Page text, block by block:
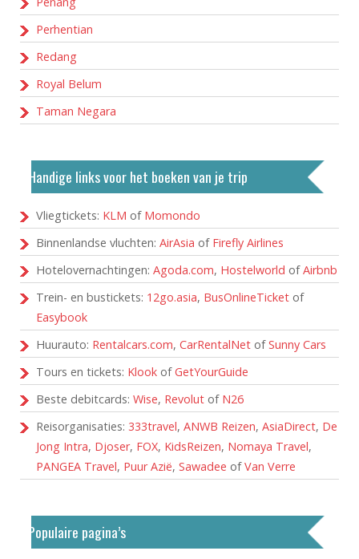
Perhentian
Redang
Royal Belum
Taman Negara
Handige links voor het boeken van je trip
Vliegtickets: KLM of Momondo
Binnenlandse vluchten: AirAsia of Firefly Airlines
Hotelovernachtingen: Agoda.com, Hostelworld ofAirbnb
Trein- en bustickets: 12go.asia, BusOnlineTicket of
Easybook
Huurauto: Rentalcars.com, CarRentalNet ofSunny Cars
Tours en tickets: Klook ofGetYourGuide
Beste debitcards: Wise, Revolut of N26
Reisorganisaties: 333travel, ANWB Reizen, AsiaDirect, De
Jong Intra, Djoser, FOX, KidsReizen, Nomaya Travel,
PANGEA Travel, Puur Azië, Sawadee ofVan Verre
Populaire pagina’s